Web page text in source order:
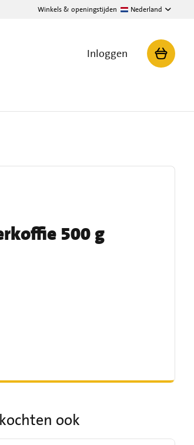
Winkels & openingstijden Nederland
Inloggen
500 g
kochten ook